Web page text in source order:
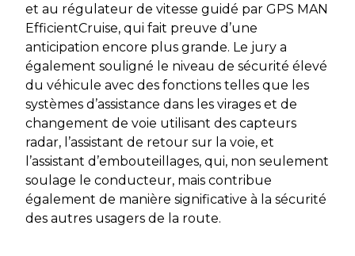
et au régulateur de vitesse guidé par GPS MAN
EfficientCruise, qui fait preuve d’une
anticipation encore plus grande. Le jury a
également souligné le niveau de sécurité élevé
du véhicule avec des fonctions telles que les
systèmes d’assistance dans les virages et de
changement de voie utilisant des capteurs
radar, l’assistant de retour sur la voie, et
l’assistant d’embouteillages, qui, non seulement
soulage le conducteur, mais contribue
également de manière significative à la sécurité
des autres usagers de la route.